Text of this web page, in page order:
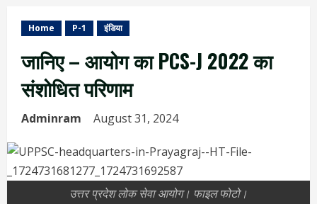
Home P-1 इंडिया
जानिए – आयोग का PCS-J 2022 का
संशोधित परिणाम
Adminram August 31, 2024
उत्तर प्रदेश लोक सेवा आयोग। फाइल फोटो।